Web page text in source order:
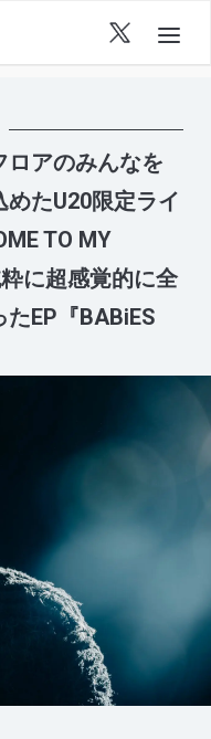
ロアのみんなを
たU20限定ライ
TO MY
に超感覚的に全
EP『BABiES